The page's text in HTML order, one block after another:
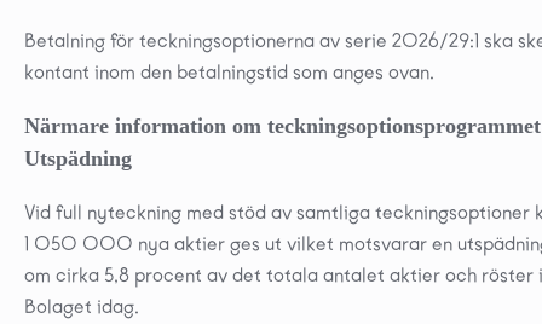
Betalning för teckningsoptionerna av serie 2026/29:1 ska
kontant inom den betalningstid som anges ovan.
Närmare information om teckningsoptionsprogrammet
Utspädning
Vid full nyteckning med stöd av samtliga teckningsoptioner
1 050 000 nya aktier ges ut vilket motsvarar en
om cirka 5,8 procent av det totala antalet aktier och röster i
Bolaget idag.